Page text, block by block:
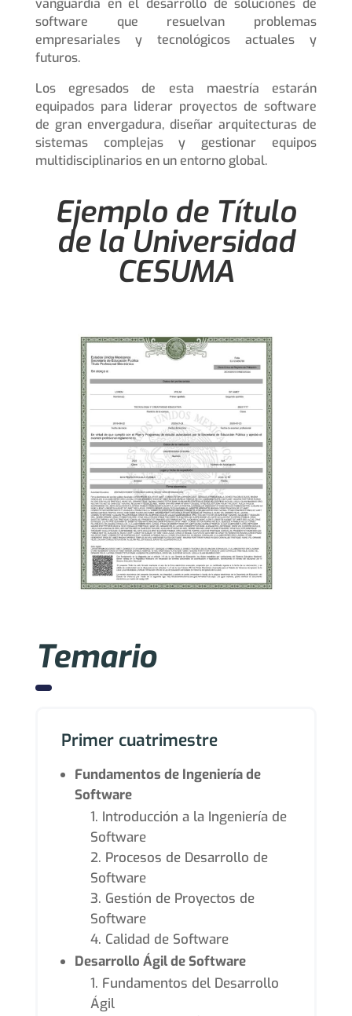
vanguardia en el desarrollo de soluciones de
software que resuelvan problemas
empresariales y tecnológicos actuales y
futuros.
Los egresados de esta maestría estarán
equipados para liderar proyectos de software
de gran envergadura, diseñar arquitecturas de
sistemas complejas y gestionar equipos
multidisciplinarios en un entorno global.
Ejemplo de Título
de la Universidad
CESUMA
Temario
Primer cuatrimestre
Fundamentos de Ingeniería de
Software
Introducción a la Ingeniería de
Software
Procesos de Desarrollo de
Software
Gestión de Proyectos de
Software
Calidad de Software
Desarrollo Ágil de Software
Fundamentos del Desarrollo
Ágil